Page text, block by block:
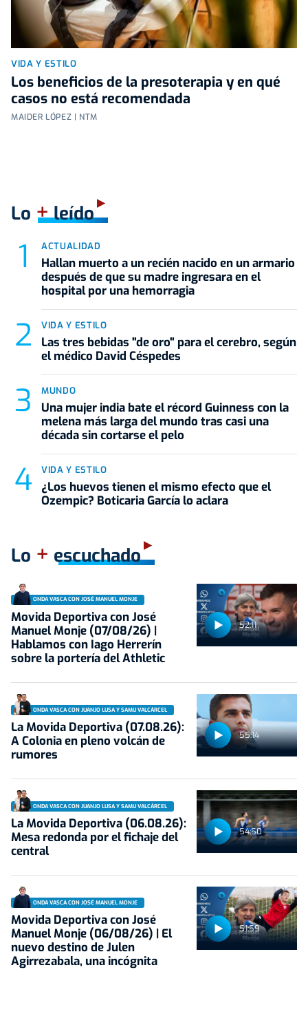
VIDA Y ESTILO
Los beneficios de la presoterapia y en qué
casos no está recomendada
MAIDER LÓPEZ | NTM
Lo +leído
ACTUALIDAD
Hallan muerto a un recién nacido en un armario
después de que su madre ingresara en el
hospital por una hemorragia
VIDA Y ESTILO
Las tres bebidas "de oro" para el cerebro, según
el médico David Céspedes
MUNDO
Una mujer india bate el récord Guinness con la
melena más larga del mundo tras casi una
década sin cortarse el pelo
VIDA Y ESTILO
¿Los huevos tienen el mismo efecto que el
Ozempic? Boticaria García lo aclara
Lo + escuchado
52:11
ONDA VASCA CON JOSÉ MANUEL MONJE
Movida Deportiva con José
Manuel Monje (07/08/26) |
Hablamos con Iago Herrerín
sobre la portería del Athletic
55:14
ONDA VASCA CON JUANJO LUSA Y SAMU VALCÁRCEL
La Movida Deportiva (07.08.26):
A Colonia en pleno volcán de
rumores
54:50
ONDA VASCA CON JUANJO LUSA Y SAMU VALCÁRCEL
La Movida Deportiva (06.08.26):
Mesa redonda por el fichaje del
central
51:59
ONDA VASCA CON JOSÉ MANUEL MONJE
Movida Deportiva con José
Manuel Monje (06/08/26) | El
nuevo destino de Julen
Agirrezabala, una incógnita